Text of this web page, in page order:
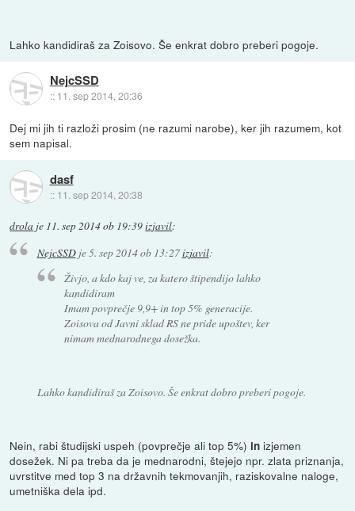
Lahko kandidiraš za Zoisovo. Še enkrat dobro preberi pogoje.
NejcSSD
:: 11. sep 2014, 20:36
Dej mi jih ti razloži prosim (ne razumi narobe), ker jih razumem, kot
sem napisal.
dasf
:: 11. sep 2014, 20:38
drola je 11. sep 2014 ob 19:39izjavil:
NejcSSDje5. sep 2014 ob 13:27izjavil:
Živjo, a kdo kaj ve, za katero štipendijo lahko
kandidiram
Imam povprečje 9,9+ in top 5% generacije.
Zoisova od Javni sklad RS ne pride upoštev, ker
nimam mednarodnega dosežka.
Lahko kandidiraš za Zoisovo. Še enkrat dobro preberi pogoje.
Nein, rabi študijski uspeh (povprečje ali top 5%) in izjemen
dosežek. Ni pa treba da je mednarodni, štejejo npr. zlata priznanja,
uvrstitve med top 3 na državnih tekmovanjih, raziskovalne naloge,
umetniška dela ipd.